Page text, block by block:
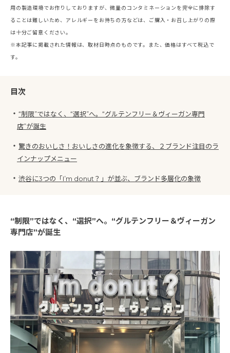
用の製造環境でお作りしておりますが、微量のコンタミネーションを完全に排除す
ることは難しいため、アレルギーをお持ちの方などは、ご購入・お召し上がりの際
は十分ご留意ください。
※本記事に掲載された情報は、取材日時点のものです。また、価格はすべて税込で
す。
目次
・ “制限”ではなく、“選択”へ。“グルテンフリー＆ヴィーガン専門
店”が誕生
・ 驚きのおいしさ！おいしさの進化を象徴する、２ブランド注目のラ
インナップメニュー
・ 渋谷に3つの「I’m donut？」が並ぶ、ブランド多層化の象徴
“制限”ではなく、“選択”へ。“グルテンフリー＆ヴィーガン
専門店”が誕生